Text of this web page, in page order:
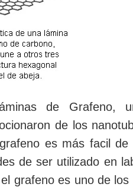
de Grafeno,
de los
es más facil
de ser utilizado en
grafeno es uno de